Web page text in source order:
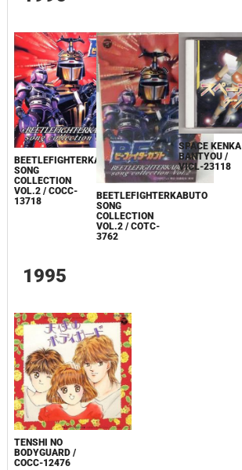
BEETLEFIGHTERKABUTO
SONG
COLLECTION
VOL.2 / COCC-
13718
BEETLEFIGHTERKABUTO
SONG
COLLECTION
VOL.2 / COTC-
3762
SPACE KENKA
BANTYOU /
VICL-23118
1995
TENSHI NO
BODYGUARD /
COCC-12476